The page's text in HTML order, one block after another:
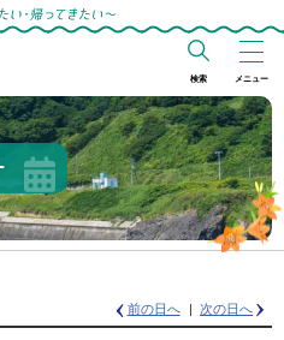
住んでみた
検索 メニュー
前の日へ 次の日へ